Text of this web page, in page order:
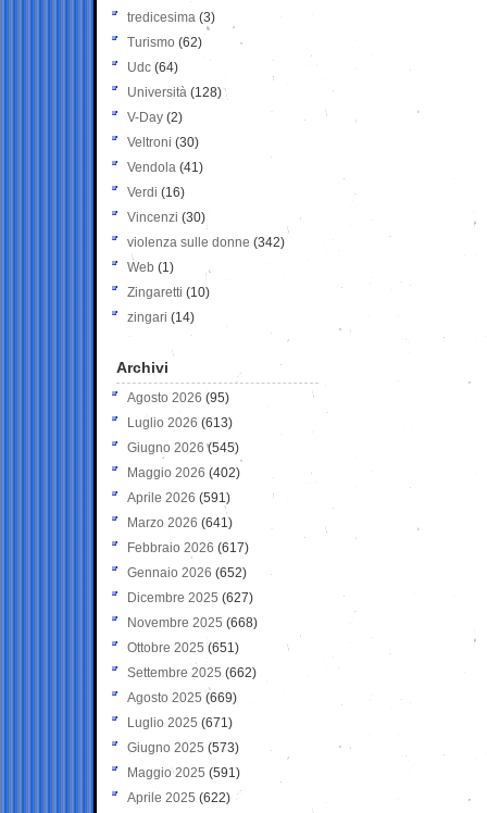
tredicesima (3)
Turismo (62)
Udc (64)
Università (128)
V-Day (2)
Veltroni (30)
Vendola (41)
Verdi (16)
Vincenzi (30)
violenza sulle donne (342)
Web (1)
Zingaretti (10)
zingari (14)
Archivi
Agosto 2026 (95)
Luglio 2026 (613)
Giugno 2026 (545)
Maggio 2026 (402)
Aprile 2026 (591)
Marzo 2026 (641)
Febbraio 2026 (617)
Gennaio 2026 (652)
Dicembre 2025 (627)
Novembre 2025 (668)
Ottobre 2025 (651)
Settembre 2025 (662)
Agosto 2025 (669)
Luglio 2025 (671)
Giugno 2025 (573)
Maggio 2025 (591)
Aprile 2025 (622)